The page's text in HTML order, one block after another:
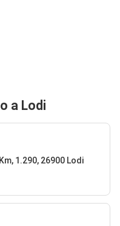
a Lodi
1.290, 26900 Lodi